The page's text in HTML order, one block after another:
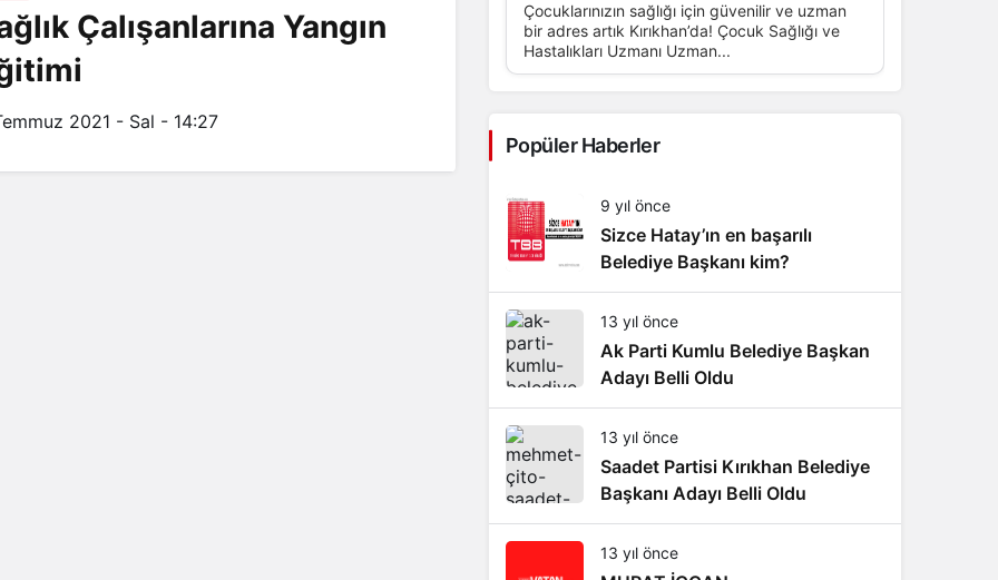
Çalışanlarına Yangın
2021 - Sal - 14:27
Çocuklarınızın sağlığı için güvenilir ve uzman
bir adres artık Kırıkhan’da! Çocuk Sağlığı ve
Hastalıkları Uzmanı Uzman...
Popüler Haberler
9 yıl önce
Sizce Hatay’ın en başarılı
Belediye Başkanı kim?
13 yıl önce
Ak Parti Kumlu Belediye Başkan
Adayı Belli Oldu
13 yıl önce
Saadet Partisi Kırıkhan Belediye
Başkanı Adayı Belli Oldu
13 yıl önce